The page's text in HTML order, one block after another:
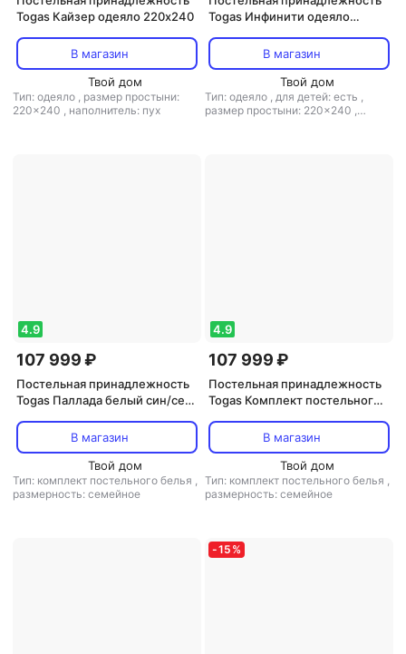
Togas Кайзер одеяло 220х240
В магазин
Твой дом
Тип: одеяло , размер простыни:
220x240 , наполнитель: пух
Togas Инфинити одеяло
В магазин
Твой дом
Тип: одеяло , для детей: есть ,
размер простыни: 220x240 ,
4.9
107 999 ₽
Постельная принадлежность
Togas Паллада белый син/сер
2/270x300/50x70-2, 5пр, xл/
сат R
В магазин
Твой дом
Тип: комплект постельного белья ,
размерность: семейное
4.9
107 999 ₽
Постельная принадлежность
Togas Комплект постельного
Семейный/дуэт
4680415110257
В магазин
Твой дом
Тип: комплект постельного белья ,
размерность: семейное
-15 %